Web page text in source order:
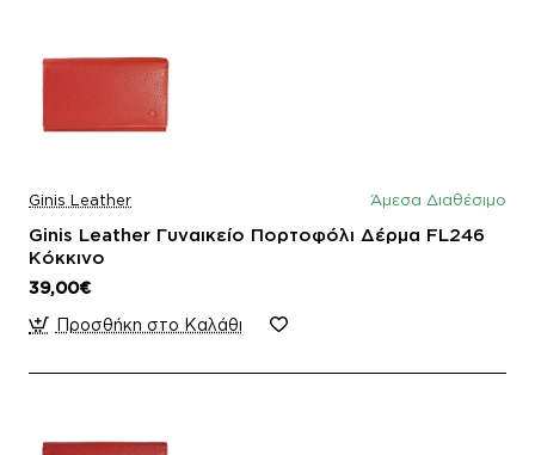
Ginis Leather Άμεσα Διαθέσιμο
Ginis Leather Γυναικείο Πορτοφόλι Δέρμα FL246
Κόκκινο
39,00€
Προσθήκη στο Καλάθι